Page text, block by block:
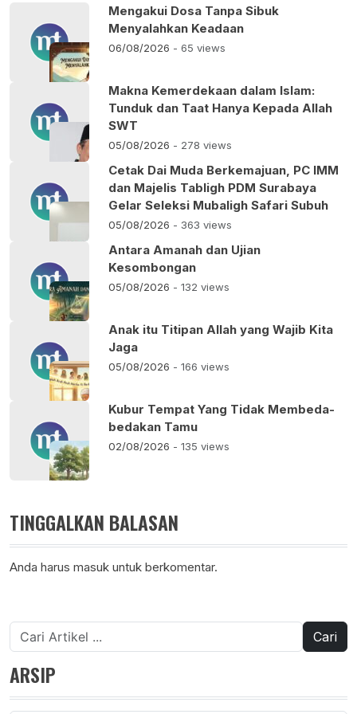
Mengakui Dosa Tanpa Sibuk
Menyalahkan Keadaan
06/08/2026 - 65 views
Makna Kemerdekaan dalam Islam:
Tunduk dan Taat Hanya Kepada Allah
SWT
05/08/2026 - 278 views
Cetak Dai Muda Berkemajuan, PC IMM
dan Majelis Tabligh PDM Surabaya
Gelar Seleksi Mubaligh Safari Subuh
05/08/2026 - 363 views
Antara Amanah dan Ujian
Kesombongan
05/08/2026 - 132 views
Anak itu Titipan Allah yang Wajib Kita
Jaga
05/08/2026 - 166 views
Kubur Tempat Yang Tidak Membeda-
bedakan Tamu
02/08/2026 - 135 views
TINGGALKAN BALASAN
Anda harus masuk untuk berkomentar.
Cari
untuk:
ARSIP